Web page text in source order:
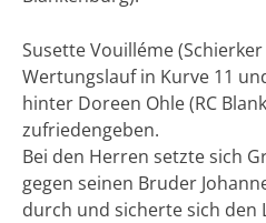
Susette Vouilléme
Wertungslauf in Kurve 11
hinter Doreen Ohle (RC
zufriedengeben.
Bei den Herren setzte sich
gegen seinen Bruder
durch und sicherte sich den